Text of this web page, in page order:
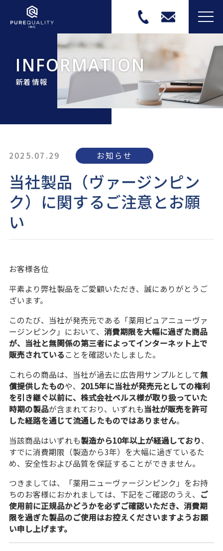
INFORMATION
新着情報
2025.07.29 お知らせ
当社製品（ヴァージンピン
ク）に関するご注意とお願
い
お客様各位
平素より弊社製品をご愛顧いただき、誠にありがとうご
ざいます。
このたび、当社が発売元である「薬用ピュアニューヴァ
ージンピンク」において、 消費期限を大幅に過ぎた商品
が、当社と無関係の第三者によってインターネット上で
販売されていることを確認いたしました。
これらの商品は、当社が過去に広告用サンプルとして無
償提供したものや、 2015年に当社が発売元としての権利
を引き継ぐ以前に、株式会社ベルス様が取り扱っていた
時期の製品が含まれており、いずれも当社が販売を許可
した経路を通じて流通したものではありません。
当該商品はいずれも製造から10年以上が経過しており、
すでに消費期限（製造から3年）を大幅に過ぎているた
め、安全性および品質を保証することができません。
つきましては、「薬用ニューヴァージンピンク」をお持
ちのお客様におかれましては、下記をご確認のうえ、 ご
使用前に正規品かどうかを必ずご確認いただき、消費期
限を過ぎた製品のご使用はお控えくださいますようお願
い申し上げます。